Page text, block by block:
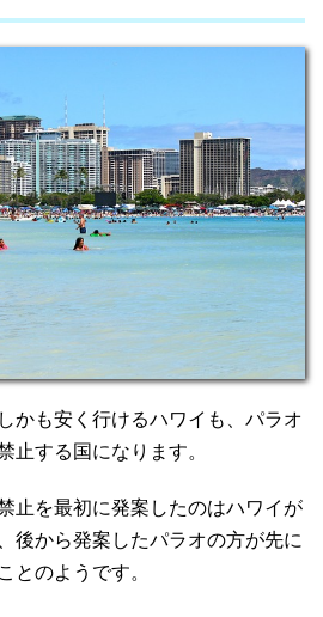
かも安く行けるハワイも、パラオ
止する国になります。
止を最初に発案したのはハワイが
後から発案したパラオの方が先に
とのようです。